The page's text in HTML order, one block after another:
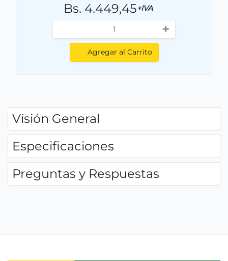
Bs. 4.449,45+IVA
+
Agregar al Carrito
Visión General
Especificaciones
Preguntas y Respuestas